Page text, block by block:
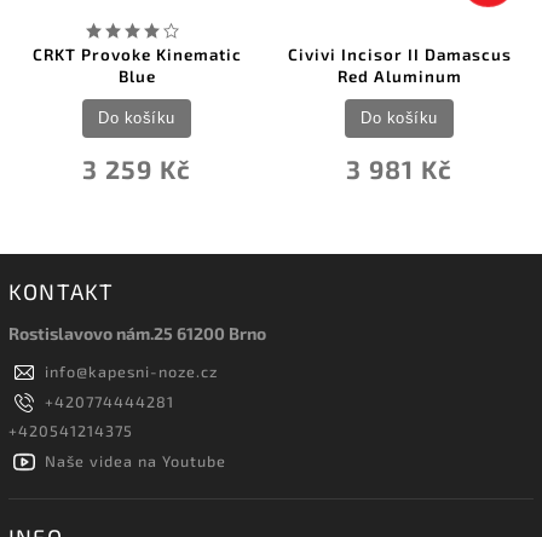
CRKT Provoke Kinematic
Blue
3 259 Kč
Do košíku
Civivi Incisor II Damascus
Red Aluminum
3 981 Kč
Do košíku
KONTAKT
Rostislavovo nám.25 61200 Brno
info@kapesni-noze.cz
+420774444281
+420541214375
Naše videa na Youtube